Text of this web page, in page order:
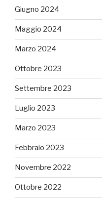
Giugno 2024
Maggio 2024
Marzo 2024
Ottobre 2023
Settembre 2023
Luglio 2023
Marzo 2023
Febbraio 2023
Novembre 2022
Ottobre 2022